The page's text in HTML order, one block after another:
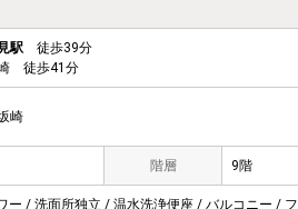
駅 徒歩39分
徒歩41分
崎
階層 9階
ー / 洗面所独立 / 温水洗浄便座 / バルコニー /